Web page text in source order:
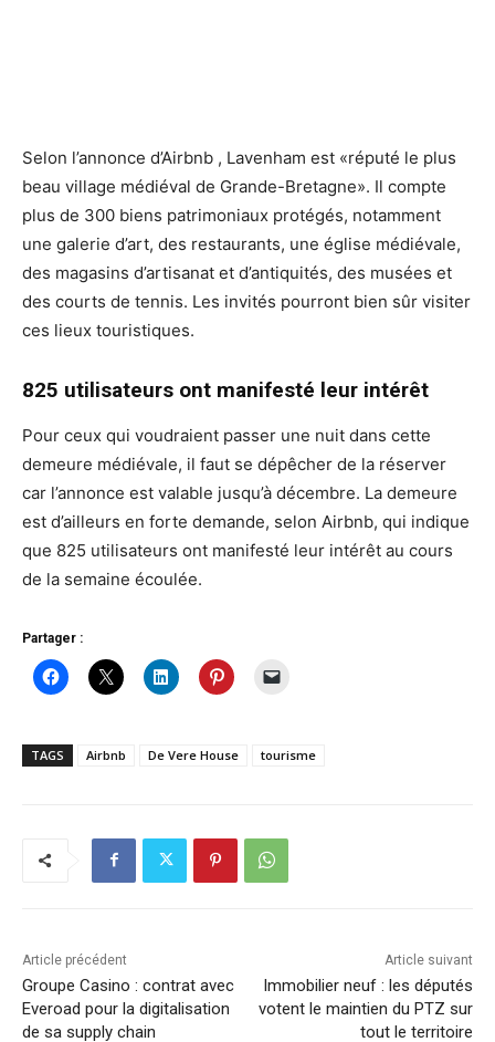
Selon l’annonce d’Airbnb , Lavenham est «réputé le plus
beau village médiéval de Grande-Bretagne». Il compte
plus de 300 biens patrimoniaux protégés, notamment
une galerie d’art, des restaurants, une église médiévale,
des magasins d’artisanat et d’antiquités, des musées et
des courts de tennis. Les invités pourront bien sûr visiter
ces lieux touristiques.
825 utilisateurs ont manifesté leur intérêt
Pour ceux qui voudraient passer une nuit dans cette
demeure médiévale, il faut se dépêcher de la réserver
car l’annonce est valable jusqu’à décembre. La demeure
est d’ailleurs en forte demande, selon Airbnb, qui indique
que 825 utilisateurs ont manifesté leur intérêt au cours
de la semaine écoulée.
Partager :
TAGS Airbnb De Vere House tourisme
Article précédent
Groupe Casino : contrat avec
Everoad pour la digitalisation
de sa supply chain
Article suivant
Immobilier neuf : les députés
votent le maintien du PTZ sur
tout le territoire